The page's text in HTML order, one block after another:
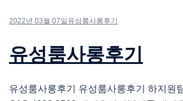
2022년 03월 07일 유성룸사롱후기
유성룸사롱후기
유성룸사롱후기 유성룸사롱후기 하지원